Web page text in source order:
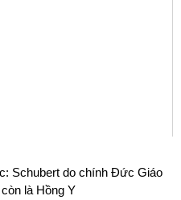
Schubert do chính Đức Giáo
là Hồng Y